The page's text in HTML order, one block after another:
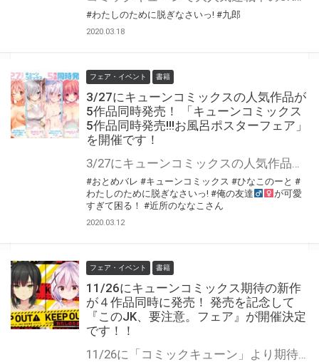
#わたしのために脱ぎなさいっ! #九郎
2020.03.18
フェア・イベント 書籍
3/27にキューンコミックスの人気作品が
5作品同時発売！ 「キューンコミックス
5作品同時発売!!!お風呂ポスターフェア」
を開催です！
3/27にキューンコミックスの人気作品が5作品同時発売！ とらのあなでは発売を記念して「キューンコミックス5作品同時発売!!!お風呂ポスターフェア」を開催！ 3/27発売の各タイトルの最新刊と発売中の既刊を同時お買い上げの方に、 お買い上げのタイトルの「お風呂ポスター」をプレゼント。 また、各タイトルの最新刊をお買い上げの方には「イラストカード」もプレゼント！ まだ未読の方はこの機会に是非お買い求めください！
#おとめバレ #キューンコミックス #ひなこのーと #
わたしのために脱ぎなさいっ! #俺の友達
が可愛
すぎて困る！ #近所のななこさん
2020.03.12
フェア・イベント 書籍
11/26にキューンコミックス期待の新作
が４作品同時に発売！ 発売を記念して
『このJK、要注意。フェア』が開催決定
です！！
11/26に「コミックキューン」より期待の新作4作品が同時に発売！ 4作品それぞれに個性的なヒロインがおり、どの作品も要チェックです！ とらのあなでは4作品同時発売を記念して『このJK、要注意。フェア』を開催します！ お気に入りの作品を買ってスペシャルイラストカードと2冊以上買ってもらえる4Pリーフレットを 手に入れてくださいね♪ 公式サイトはこちら